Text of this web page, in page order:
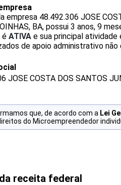
empresa 48.492.306 JOSE
BA, possui 3 anos, 9
é ATIVA e sua principal
de apoio administrativo
JOSE COSTA DOS SANTOS
que, de acordo com a Lei
do Microempreendedor
receita federal